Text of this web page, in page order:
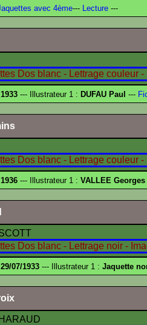
avec 4ème--- Lecture ---
1933 --- Illustrateur 1 : DUFAU Paul ---
1936 --- Illustrateur 1 : VALLEE Georges
29/07/1933 --- Illustrateur 1 : Jaquette